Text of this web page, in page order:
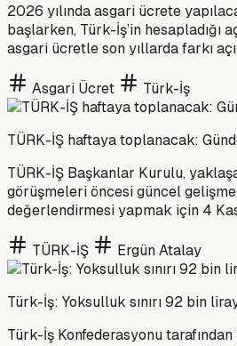
2026 yılında asgari ücrete
başlarken, Türk-İş’in hesapladığı
asgari ücretle son yıllarda farkı
Asgari Ücret Türk-İş
TÜRK-İŞ haftaya toplanacak:
TÜRK-İŞ Başkanlar Kurulu,
görüşmeleri öncesi güncel
değerlendirmesi yapmak için 4
TÜRK-İŞ Ergün Atalay
Türk-İş: Yoksulluk sınırı 92 bin
Türk-İş Konfederasyonu